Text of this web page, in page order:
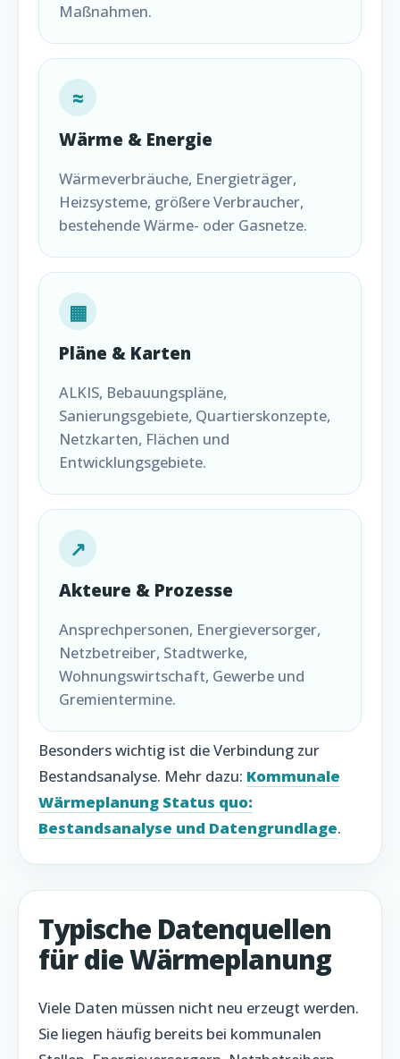
Maßnahmen.
≈
Wärme & Energie
Wärmeverbräuche, Energieträger,
Heizsysteme, größere Verbraucher,
bestehende Wärme- oder Gasnetze.
▦
Pläne & Karten
ALKIS, Bebauungspläne,
Sanierungsgebiete, Quartierskonzepte,
Netzkarten, Flächen und
Entwicklungsgebiete.
↗
Akteure & Prozesse
Ansprechpersonen, Energieversorger,
Netzbetreiber, Stadtwerke,
Wohnungswirtschaft, Gewerbe und
Gremientermine.
Besonders wichtig ist die Verbindung zur
Bestandsanalyse. Mehr dazu: Kommunale
Wärmeplanung Status quo:
Bestandsanalyse und Datengrundlage.
Typische Datenquellen
für die Wärmeplanung
Viele Daten müssen nicht neu erzeugt werden.
Sie liegen häufig bereits bei kommunalen